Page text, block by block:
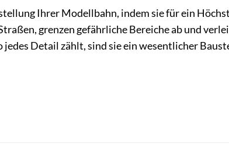
Ihrer Modellbahn, indem sie für ein
grenzen gefährliche Bereiche ab und
Detail zählt, sind sie ein wesentlicher